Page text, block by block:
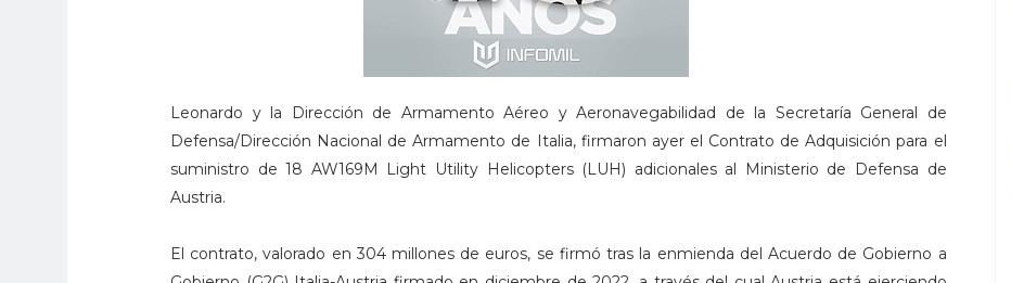
Leonardo y la Dirección de Armamento Aéreo y Aeronavegabilidad de la Secretaría General de
Defensa/Dirección Nacional de Armamento de Italia, firmaron ayer el Contrato de Adquisición para el
suministro de 18 AW169M Light Utility Helicopters (LUH) adicionales al Ministerio de Defensa de
Austria.
El contrato, valorado en 304 millones de euros, se firmó tras la enmienda del Acuerdo de Gobierno a